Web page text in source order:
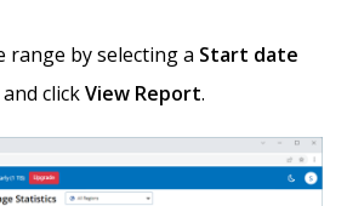
range by selecting a Start date
and clickView Report.